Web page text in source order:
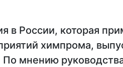
в России, которая
химпрома,
мнению